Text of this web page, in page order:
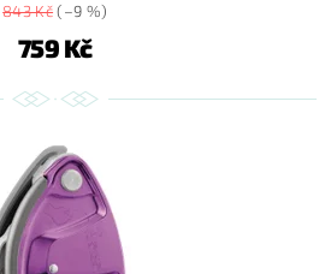
843 Kč(–9 %)
759 Kč